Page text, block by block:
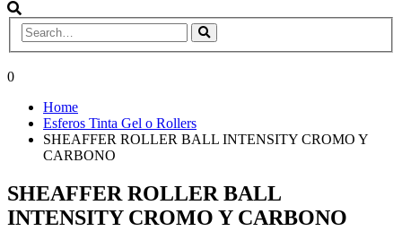
0
Home
Esferos Tinta Gel o Rollers
SHEAFFER ROLLER BALL INTENSITY CROMO Y
CARBONO
SHEAFFER ROLLER BALL
INTENSITY CROMO Y CARBONO